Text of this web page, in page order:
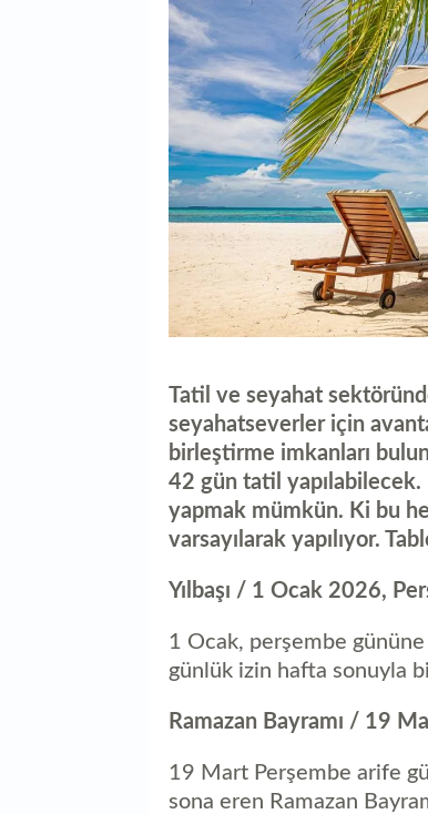
Tatil ve seyahat
seyahatseverler için
birleştirme imkanları
42 gün tatil
yapmak mümkün. Ki bu
varsayılarak yapılıyor.
Yılbaşı / 1 Ocak 2026,
1 Ocak, perşembe
günlük izin hafta sonuyla
Ramazan Bayramı / 19
19 Mart Perşembe arife
sona eren Ramazan